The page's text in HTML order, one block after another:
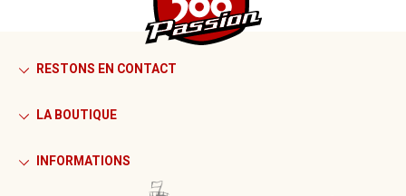
RESTONS EN CONTACT
LA BOUTIQUE
INFORMATIONS